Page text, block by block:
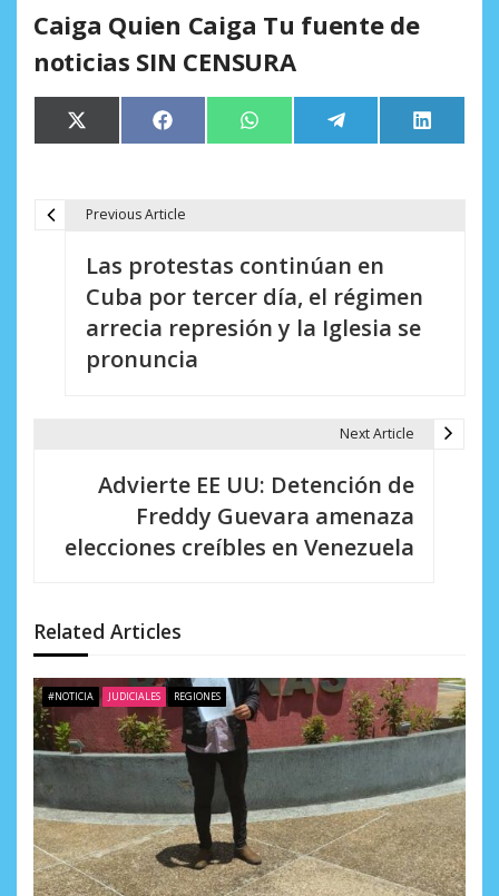
Caiga Quien Caiga Tu fuente de
noticias SIN CENSURA
Compartir
en
X
(Twitter)
Compartir
en
Facebook Compartir
en
WhatsApp Compartir
en
Telegram
en
LinkedIn
d
e
e
n
t
r
a
Previous Article
Las protestas continúan en
Cuba por tercer día, el régimen
arrecia represión y la Iglesia se
pronuncia
Next Article
Advierte EE UU: Detención de
Freddy Guevara amenaza
elecciones creíbles en Venezuela
Related Articles
#NOTICIA JUDICIALES REGIONES